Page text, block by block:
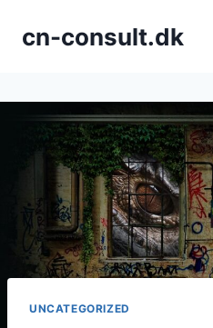
cn-consult.dk
UNCATEGORIZED